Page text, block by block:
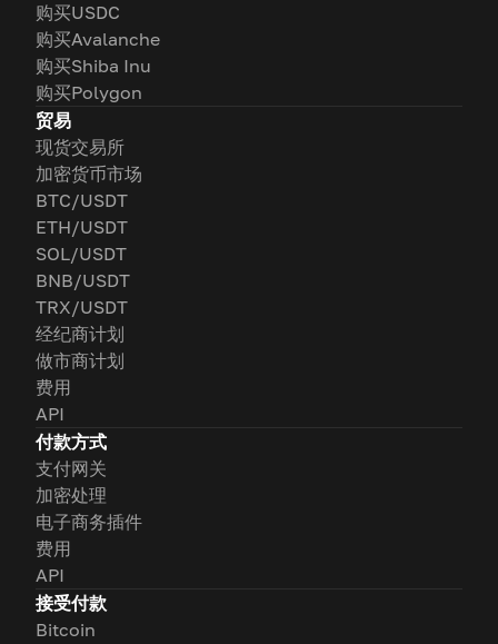
购买USDC
购买Avalanche
购买Shiba Inu
购买Polygon
贸易
现货交易所
加密货币市场
BTC/USDT
ETH/USDT
SOL/USDT
BNB/USDT
TRX/USDT
经纪商计划
做市商计划
费用
API
付款方式
支付网关
加密处理
电子商务插件
费用
API
接受付款
Bitcoin